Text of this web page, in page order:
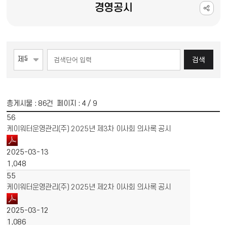
경영공시
검색
총게시물 : 86건 페이지 : 4 / 9
56
케이워터운영관리(주) 2025년 제3차 이사회 의사록 공시
2025-03-13
1,048
55
케이워터운영관리(주) 2025년 제2차 이사회 의사록 공시
2025-03-12
1,086